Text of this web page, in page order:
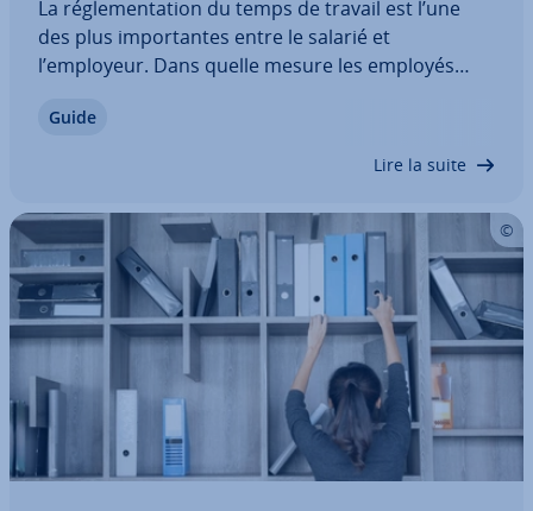
La ré­gle­men­ta­tion du temps de travail est l’une
des plus im­por­tantes entre le salarié et
l’employeur. Dans quelle mesure les employés
du travail ? Comment le Code du travail définit-il
les pauses et quelles sont les ex­cep­tions ?…
Guide
Lire la suite